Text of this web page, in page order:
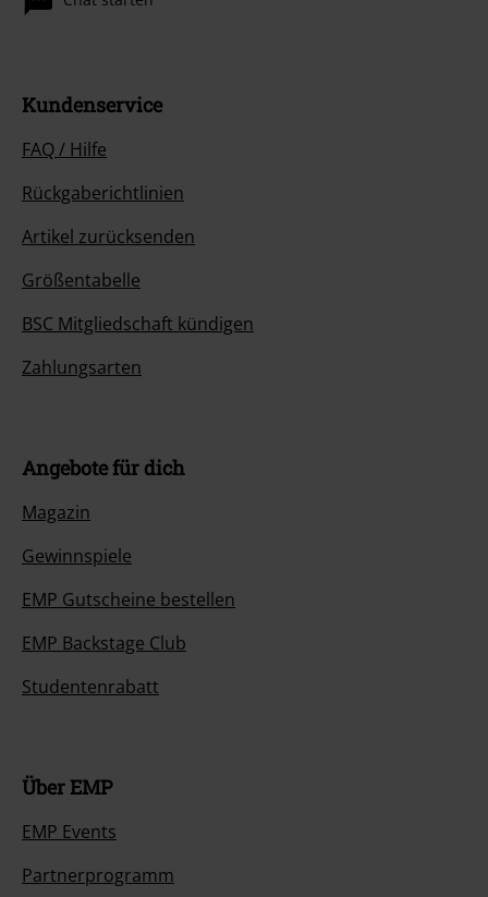
Kundenservice
FAQ / Hilfe
Rückgaberichtlinien
Artikel zurücksenden
Größentabelle
BSC Mitgliedschaft kündigen
Zahlungsarten
Angebote für dich
Magazin
Gewinnspiele
EMP Gutscheine bestellen
EMP Backstage Club
Studentenrabatt
Über EMP
EMP Events
Partnerprogramm